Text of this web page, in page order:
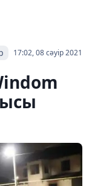
17:02, 08 сәуір 2021